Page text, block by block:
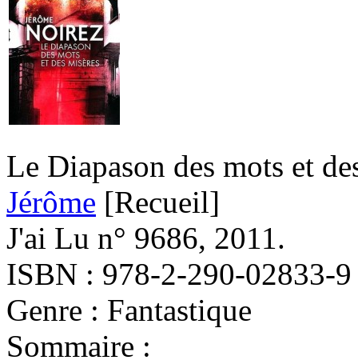
Le Diapason des mots et
Jérôme [Recueil]
J'ai Lu n° 9686, 2011.
ISBN : 978-2-290-02833-9
Genre : Fantastique
Sommaire :